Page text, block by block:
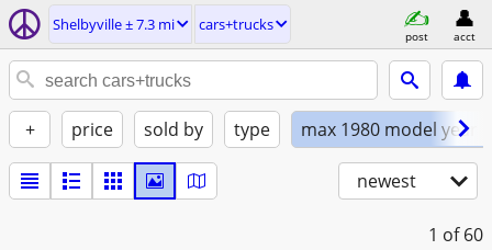
Shelbyville ± 7.3 mi cars+trucks
post acct
+ price sold by type max 1980 model year
newest
1 of 60